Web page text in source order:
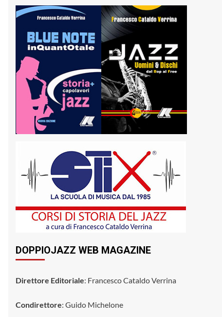
DOPPIOJAZZ WEB MAGAZINE
Direttore Editoriale: Francesco Cataldo Verrina
Condirettore: Guido Michelone